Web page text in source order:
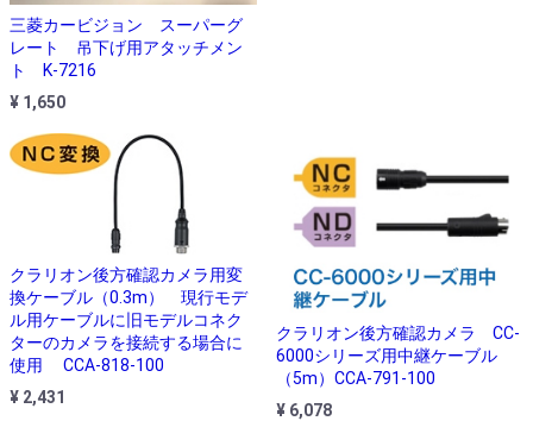
三菱カービジョン スーパーグ
レート 吊下げ用アタッチメン
ト K-7216
¥ 1,650
クラリオン後方確認カメラ用変
換ケーブル（0.3m） 現行モデ
ル用ケーブルに旧モデルコネク
ターのカメラを接続する場合に
使用 CCA-818-100
¥ 2,431
クラリオン後方確認カメラ CC-
6000シリーズ用中継ケーブル
（5m）CCA-791-100
¥ 6,078